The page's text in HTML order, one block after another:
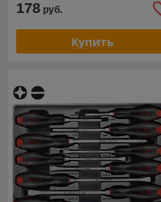
178 руб.
Купить